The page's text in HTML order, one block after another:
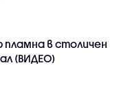
в столичен
(ВИДЕО)